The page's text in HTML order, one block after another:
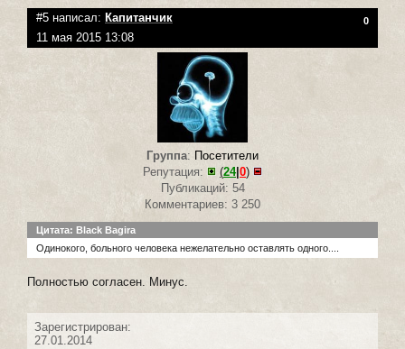
#5 написал: Капитанчик 0
11 мая 2015 13:08
Группа: Посетители
Репутация:
(24| 0)
Публикаций: 54
Комментариев: 3 250
Цитата: Black Bagira
Одинокого, больного человека нежелательно оставлять одного....
Полностью согласен. Минус.
Зарегистрирован:
27.01.2014